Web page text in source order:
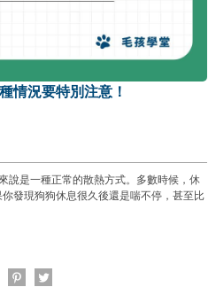
情況要特別注意！
說是一種正常的散熱方式。多數時候，休
發現狗狗休息很久後還是喘不停，甚至比